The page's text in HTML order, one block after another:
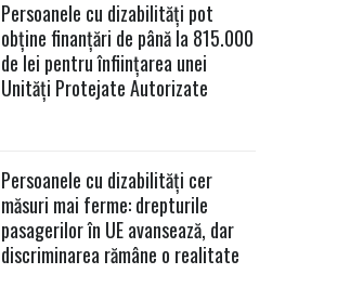
Persoanele cu dizabilități pot
obține finanțări de până la 815.000
de lei pentru înființarea unei
Unități Protejate Autorizate
Persoanele cu dizabilități cer
măsuri mai ferme: drepturile
pasagerilor în UE avansează, dar
discriminarea rămâne o realitate